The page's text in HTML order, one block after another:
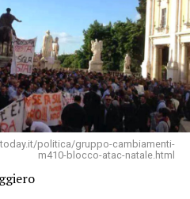
politica/gruppo-cambiamenti-
m410-blocco-atac-natale.html